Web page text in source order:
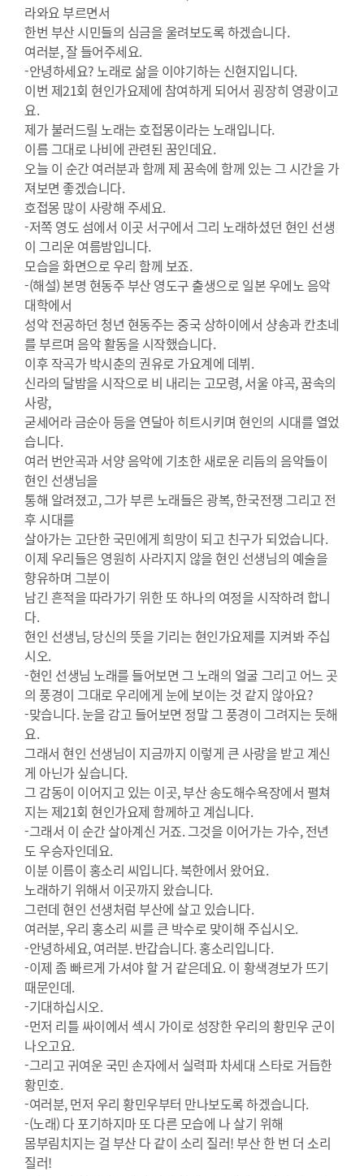
라와요 부르면서
한번 부산 시민들의 심금을 울려보도록 하겠습니다.
여러분, 잘 들어주세요.
-안녕하세요? 노래로 삶을 이야기하는 신현지입니다.
이번 제21회 현인가요제에 참여하게 되어서 굉장히 영광이고
요.
제가 불러드릴 노래는 호접몽이라는 노래입니다.
이름 그대로 나비에 관련된 꿈인데요.
오늘 이 순간 여러분과 함께 제 꿈속에 함께 있는 그 시간을 가
져보면 좋겠습니다.
호접몽 많이 사랑해 주세요.
-저쪽 영도 섬에서 이곳 서구에서 그리 노래하셨던 현인 선생
이 그리운 여름밤입니다.
모습을 화면으로 우리 함께 보죠.
-(해설) 본명 현동주 부산 영도구 출생으로 일본 우에노 음악
대학에서
성악 전공하던 청년 현동주는 중국 상하이에서 샹송과 칸초네
를 부르며 음악 활동을 시작했습니다.
이후 작곡가 박시춘의 권유로 가요계에 데뷔.
신라의 달밤을 시작으로 비 내리는 고모령, 서울 야곡, 꿈속의
사랑,
굳세어라 금순아 등을 연달아 히트시키며 현인의 시대를 열었
습니다.
여러 번안곡과 서양 음악에 기초한 새로운 리듬의 음악들이
현인 선생님을
통해 알려졌고, 그가 부른 노래들은 광복, 한국전쟁 그리고 전
후 시대를
살아가는 고단한 국민에게 희망이 되고 친구가 되었습니다.
이제 우리들은 영원히 사라지지 않을 현인 선생님의 예술을
향유하며 그분이
남긴 흔적을 따라가기 위한 또 하나의 여정을 시작하려 합니
다.
현인 선생님, 당신의 뜻을 기리는 현인가요제를 지켜봐 주십
시오.
-현인 선생님 노래를 들어보면 그 노래의 얼굴 그리고 어느 곳
의 풍경이 그대로 우리에게 눈에 보이는 것 같지 않아요?
-맞습니다. 눈을 감고 들어보면 정말 그 풍경이 그려지는 듯해
요.
그래서 현인 선생님이 지금까지 이렇게 큰 사랑을 받고 계신
게 아닌가 싶습니다.
그 감동이 이어지고 있는 이곳, 부산 송도해수욕장에서 펼쳐
지는 제21회 현인가요제 함께하고 계십니다.
-그래서 이 순간 살아계신 거죠. 그것을 이어가는 가수, 전년
도 우승자인데요.
이분 이름이 홍소리 씨입니다. 북한에서 왔어요.
노래하기 위해서 이곳까지 왔습니다.
그런데 현인 선생처럼 부산에 살고 있습니다.
여러분, 우리 홍소리 씨를 큰 박수로 맞이해 주십시오.
-안녕하세요, 여러분. 반갑습니다. 홍소리입니다.
-이제 좀 빠르게 가셔야 할 거 같은데요. 이 황색경보가 뜨기
때문인데.
-기대하십시오.
-먼저 리틀 싸이에서 섹시 가이로 성장한 우리의 황민우 군이
나오고요.
-그리고 귀여운 국민 손자에서 실력파 차세대 스타로 거듭한
황민호.
-여러분, 먼저 우리 황민우부터 만나보도록 하겠습니다.
-(노래) 다 포기하지마 또 다른 모습에 나 살기 위해
몸부림치지는 걸 부산 다 같이 소리 질러! 부산 한 번 더 소리
질러!